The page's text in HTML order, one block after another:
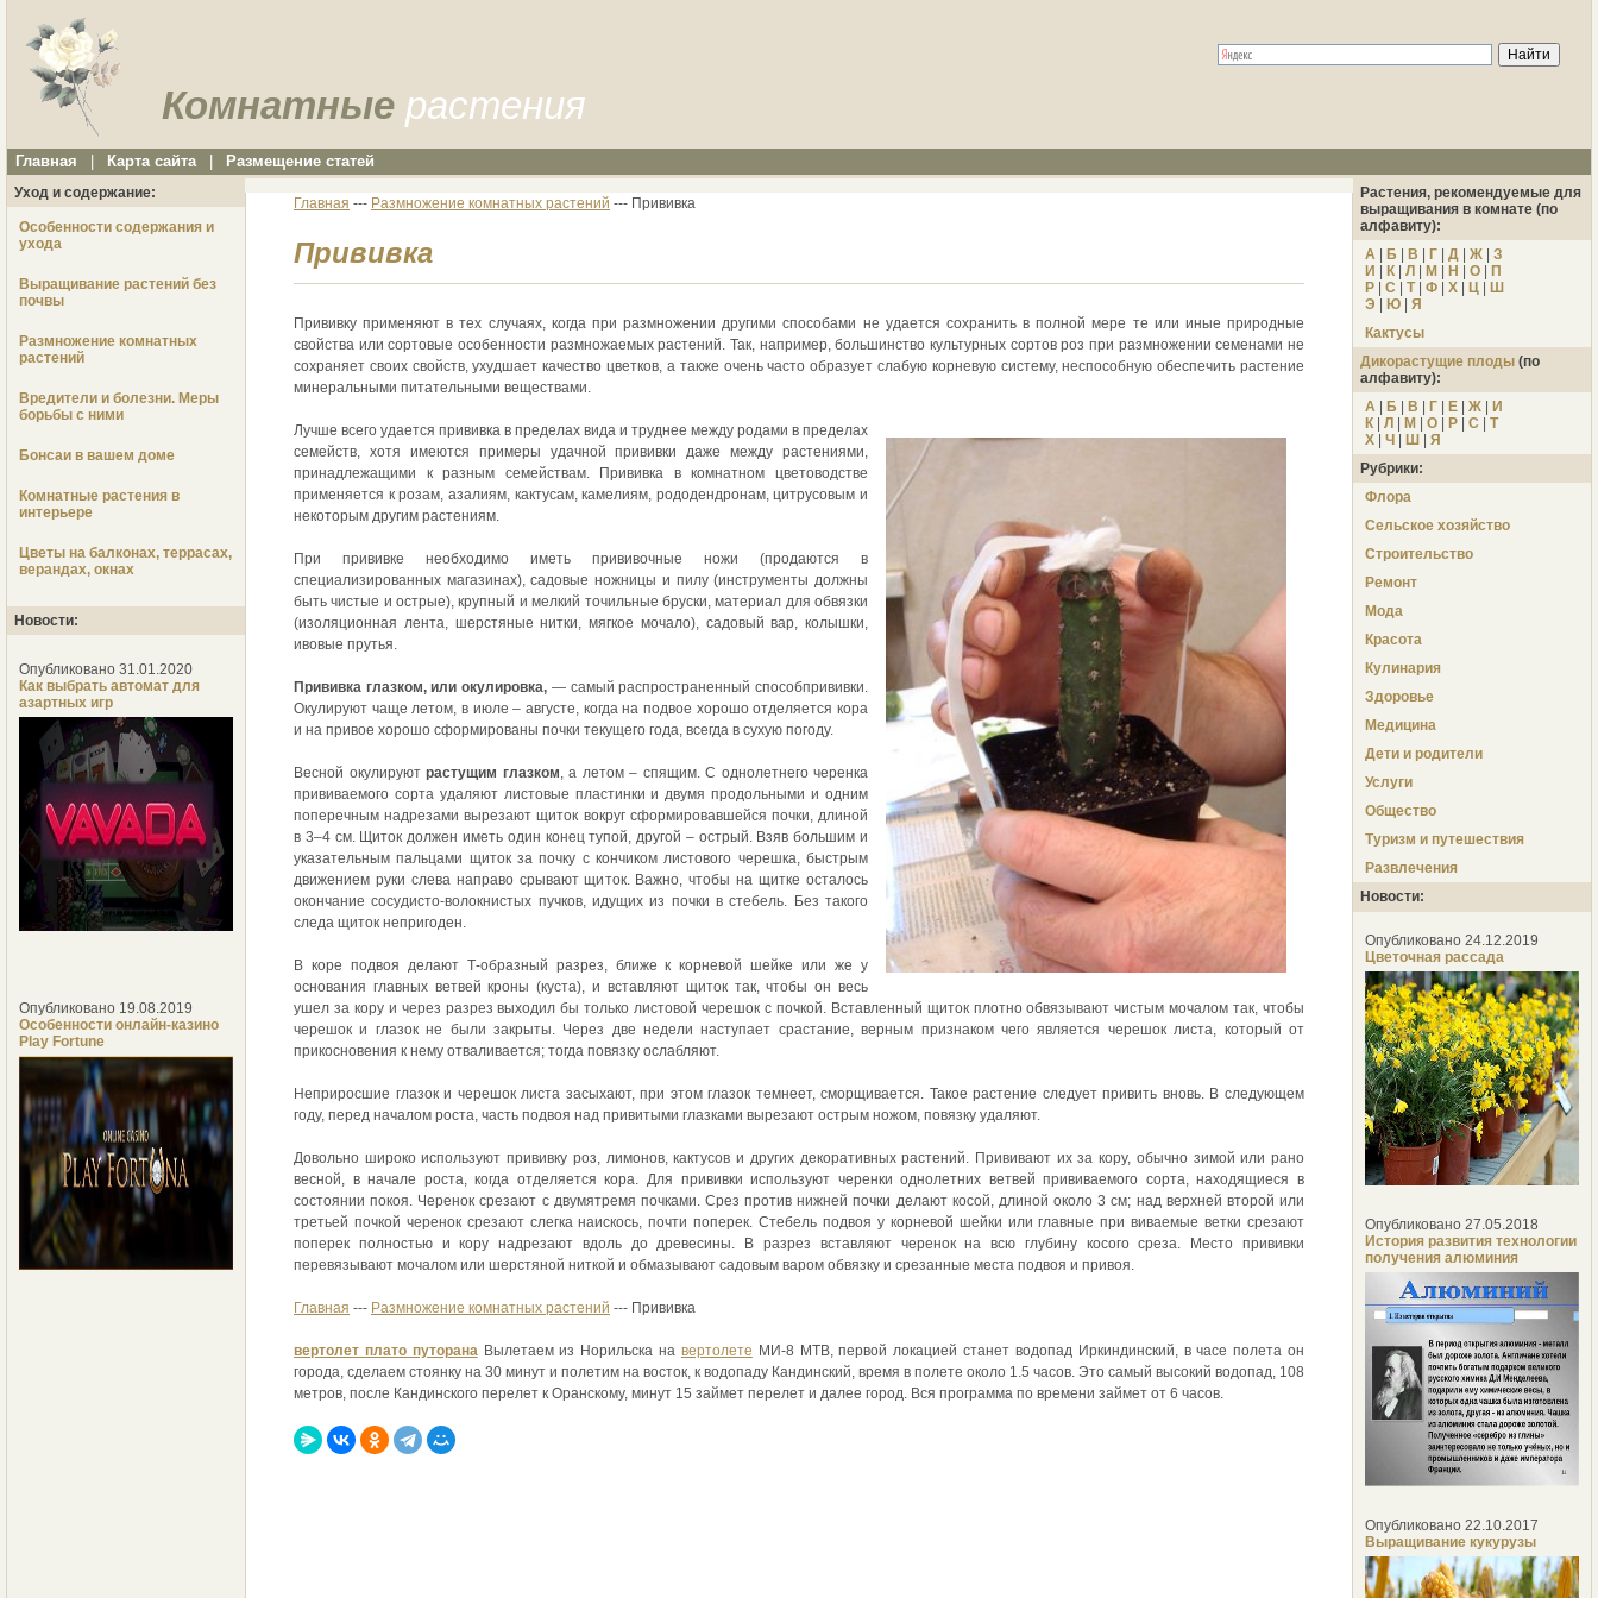
Комнатные растения
Главная Карта сайта Размещение статей
Уход и содержание:
Особенности содержания и
ухода
Выращивание растений без
почвы
Размножение комнатных
растений
Вредители и болезни. Меры
борьбы с ними
Бонсаи в вашем доме
Комнатные растения в
интерьере
Цветы на балконах, террасах,
верандах, окнах
Новости:
Опубликовано 31.01.2020
Как выбрать автомат для
азартных игр
Опубликовано 19.08.2019
Особенности онлайн-казино
Play Fortune
Растения, рекомендуемые для
выращивания в комнате (по
алфавиту):
А
Б В Г Д Ж
З
И
К Л М Н О
П
Р
С Т| Ф Х Ц
Ш
Э
Ю
Я
Кактусы
Дикорастущие плоды (по
алфавиту):
А
Б В Г Е Ж
И
К
Л М О Р С
Т
Х
Ч Ш
Я
Рубрики:
Флора
Сельское хозяйство
Строительство
Ремонт
Мода
Красота
Кулинария
Здоровье
Медицина
Дети и родители
Услуги
Общество
Туризм и путешествия
Развлечения
Новости:
Опубликовано 24.12.2019
Цветочная рассада
Опубликовано 27.05.2018
История развития технологии
получения алюминия
Опубликовано 22.10.2017
Выращивание кукурузы
Главная --- Размножение комнатных растений --- Прививка
Прививка
Прививку применяют в тех случаях, когда при размножении другими способами не удается сохранить в полной мере те или иные природные
свойства или сортовые особенности размножаемых растений. Так, например, большинство культурных сортов роз при размножении семенами не
сохраняет своих свойств, ухудшает качество цветков, а также очень часто образует слабую корневую систему, неспособную обеспечить растение
минеральными питательными веществами.
Лучше всего удается прививка в пределах вида и труднее между родами в пределах
семейств, хотя имеются примеры удачной прививки даже между растениями,
принадлежащими к разным семействам. Прививка в комнатном цветоводстве
применяется к розам, азалиям, кактусам, камелиям, рододендронам, цитрусовым и
некоторым другим растениям.
При прививке необходимо иметь прививочные ножи (продаются в
специализированных магазинах), садовые ножницы и пилу (инструменты должны
быть чистые и острые), крупный и мелкий точильные бруски, материал для обвязки
(изоляционная лента, шерстяные нитки, мягкое мочало), садовый вар, колышки,
ивовые прутья.
Прививка глазком, или окулировка, — самый распространенный способпрививки.
Окулируют чаще летом, в июле – августе, когда на подвое хорошо отделяется кора
и на привое хорошо сформированы почки текущего года, всегда в сухую погоду.
Весной окулируют растущим глазком , а летом – спящим. С однолетнего черенка
прививаемого сорта удаляют листовые пластинки и двумя продольными и одним
поперечным надрезами вырезают щиток вокруг сформировавшейся почки, длиной
в 3–4 см. Щиток должен иметь один конец тупой, другой – острый. Взяв большим и
указательным пальцами щиток за почку с кончиком листового черешка, быстрым
движением руки слева направо срывают щиток. Важно, чтобы на щитке осталось
окончание сосудисто-волокнистых пучков, идущих из почки в стебель. Без такого
следа щиток непригоден.
В коре подвоя делают Т-образный разрез, ближе к корневой шейке или же у
основания главных ветвей кроны (куста), и вставляют щиток так, чтобы он весь
ушел за кору и через разрез выходил бы только листовой черешок с почкой. Вставленный щиток плотно обвязывают чистым мочалом так, чтобы
черешок и глазок не были закрыты. Через две недели наступает срастание, верным признаком чего является черешок листа, который от
прикосновения к нему отваливается; тогда повязку ослабляют.
Неприросшие глазок и черешок листа засыхают, при этом глазок темнеет, сморщивается. Такое растение следует привить вновь. В следующем
году, перед началом роста, часть подвоя над привитыми глазками вырезают острым ножом, повязку удаляют.
Довольно широко используют прививку роз, лимонов, кактусов и других декоративных растений. Прививают их за кору, обычно зимой или рано
весной, в начале роста, когда отделяется кора. Для прививки используют черенки однолетних ветвей прививаемого сорта, находящиеся в
состоянии покоя. Черенок срезают с двумятремя почками. Срез против нижней почки делают косой, длиной около 3 см; над верхней второй или
третьей почкой черенок срезают слегка наискось, почти поперек. Стебель подвоя у корневой шейки или главные при виваемые ветки срезают
поперек полностью и кору надрезают вдоль до древесины. В разрез вставляют черенок на всю глубину косого среза. Место прививки
перевязывают мочалом или шерстяной ниткой и обмазывают садовым варом обвязку и срезанные места подвоя и привоя.
Главная --- Размножение комнатных растений --- Прививка
вертолет плато путорана Вылетаем из Норильска на вертолете МИ-8 МТВ, первой локацией станет водопад Иркиндинский, в часе полета он
города, сделаем стоянку на 30 минут и полетим на восток, к водопаду Кандинский, время в полете около 1.5 часов. Это самый высокий водопад, 108
метров, после Кандинского перелет к Оранскому, минут 15 займет перелет и далее город. Вся программа по времени займет от 6 часов.